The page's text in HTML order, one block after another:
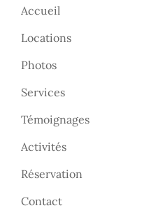
Accueil
Locations
Photos
Services
Témoignages
Activités
Réservation
Contact